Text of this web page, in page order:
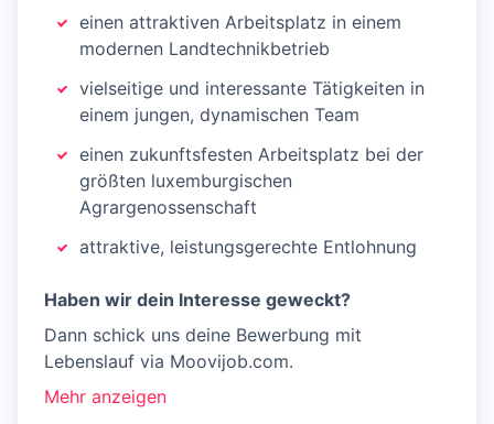
einen attraktiven Arbeitsplatz in einem
modernen Landtechnikbetrieb
vielseitige und interessante Tätigkeiten in
einem jungen, dynamischen Team
einen zukunftsfesten Arbeitsplatz bei der
größten luxemburgischen
Agrargenossenschaft
attraktive, leistungsgerechte Entlohnung
Haben wir dein lnteresse geweckt?
Dann schick uns deine Bewerbung mit
Lebenslauf via Moovijob.com.
Mehr anzeigen